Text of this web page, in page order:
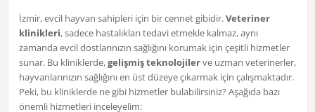
İzmir, evcil hayvan sahipleri için bir cennet gibidir.Veteriner
klinikleri, sadece hastalıkları tedavi etmekle kalmaz, aynı
zamanda evcil dostlarınızın sağlığını korumak için çeşitli hizmetler
sunar. Bu kliniklerde,gelişmiş teknolojilerve uzman veterinerler,
hayvanlarınızın sağlığını en üst düzeye çıkarmak için çalışmaktadır.
Peki, bu kliniklerde ne gibi hizmetler bulabilirsiniz? Aşağıda bazı
önemli hizmetleri inceleyelim: